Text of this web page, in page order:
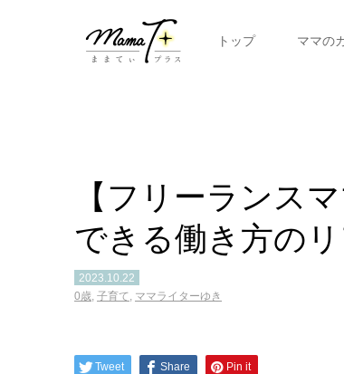
トップ ママの
【フリーランス
できる働き方の
2023.10.22
0歳, 子育て, ママライターゆき
Tweet Share Pin it